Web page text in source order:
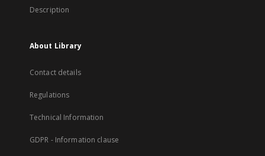
Description
About Library
Contact details
Regulations
Technical Information
GDPR - Information clause